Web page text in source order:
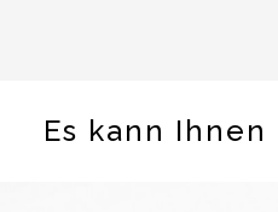
Es kann